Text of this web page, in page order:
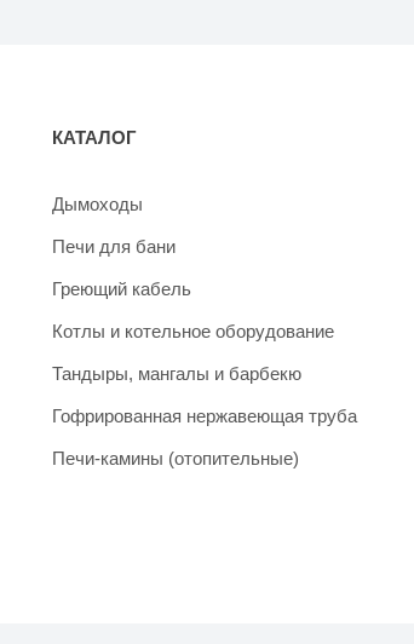
КАТАЛОГ
Дымоходы
Печи для бани
Греющий кабель
Котлы и котельное оборудование
Тандыры, мангалы и барбекю
Гофрированная нержавеющая труба
Печи-камины (отопительные)